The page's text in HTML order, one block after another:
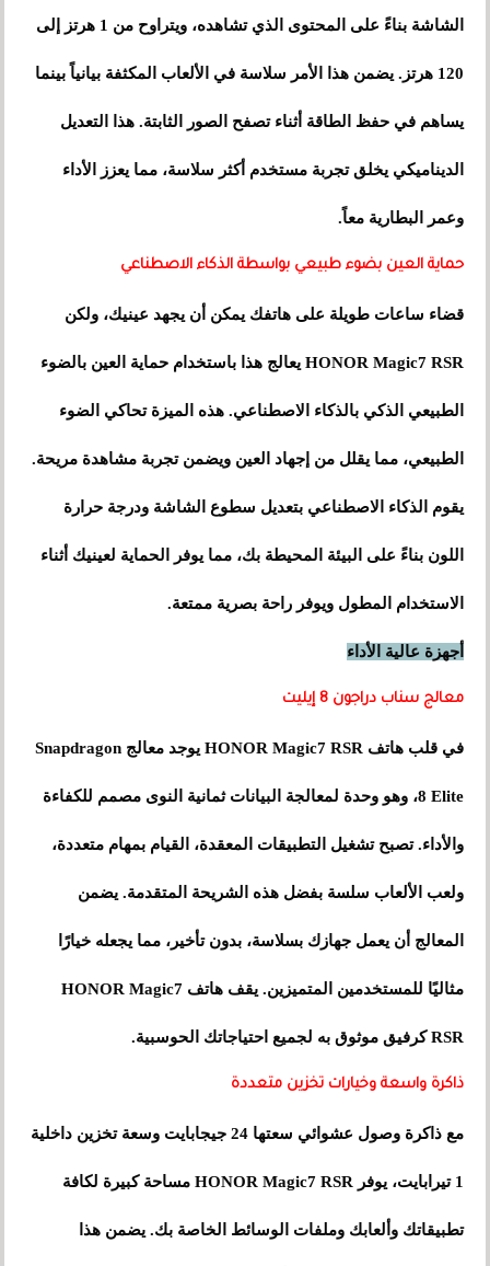
الشاشة بناءً على المحتوى الذي تشاهده، ويتراوح من 1 هرتز إلى
120 هرتز. يضمن هذا الأمر سلاسة في الألعاب المكثفة بيانياً بينما
يساهم في حفظ الطاقة أثناء تصفح الصور الثابتة. هذا التعديل
الديناميكي يخلق تجربة مستخدم أكثر سلاسة، مما يعزز الأداء
وعمر البطارية معاً.
حماية العين بضوء طبيعي بواسطة الذكاء الاصطناعي
قضاء ساعات طويلة على هاتفك يمكن أن يجهد عينيك، ولكن
HONOR Magic7 RSR يعالج هذا باستخدام حماية العين بالضوء
الطبيعي الذكي بالذكاء الاصطناعي. هذه الميزة تحاكي الضوء
الطبيعي، مما يقلل من إجهاد العين ويضمن تجربة مشاهدة مريحة.
يقوم الذكاء الاصطناعي بتعديل سطوع الشاشة ودرجة حرارة
اللون بناءً على البيئة المحيطة بك، مما يوفر الحماية لعينيك أثناء
الاستخدام المطول ويوفر راحة بصرية ممتعة.
أجهزة عالية الأداء
معالج سناب دراجون 8 إيليت
في قلب هاتف HONOR Magic7 RSR يوجد معالج Snapdragon
8 Elite، وهو وحدة لمعالجة البيانات ثمانية النوى مصمم للكفاءة
والأداء. تصبح تشغيل التطبيقات المعقدة، القيام بمهام متعددة،
ولعب الألعاب سلسة بفضل هذه الشريحة المتقدمة. يضمن
المعالج أن يعمل جهازك بسلاسة، بدون تأخير، مما يجعله خيارًا
مثاليًا للمستخدمين المتميزين. يقف هاتف HONOR Magic7
RSR كرفيق موثوق به لجميع احتياجاتك الحوسبية.
ذاكرة واسعة وخيارات تخزين متعددة
مع ذاكرة وصول عشوائي سعتها 24 جيجابايت وسعة تخزين داخلية
1 تيرابايت، يوفر HONOR Magic7 RSR مساحة كبيرة لكافة
تطبيقاتك وألعابك وملفات الوسائط الخاصة بك. يضمن هذا